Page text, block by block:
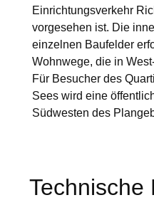
Einrichtungsverkehr
vorgesehen ist. Die
einzelnen Baufelder
Wohnwege, die in
Für Besucher des
Sees wird eine
Südwesten des
Technische